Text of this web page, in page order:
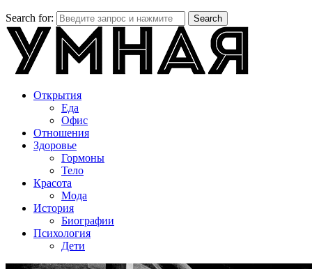
Search for: Search
Открытия
Еда
Офис
Отношения
Здоровье
Гормоны
Тело
Красота
Мода
История
Биографии
Психология
Дети